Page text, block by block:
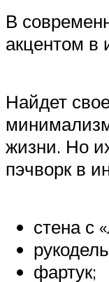
В
акцентом в
Найдет
жизни. Но
пэчворк в
стена с
фартук;